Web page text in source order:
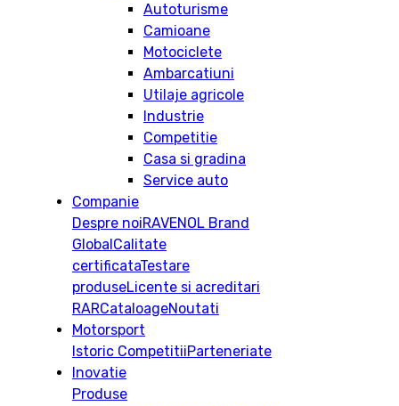
Autoturisme
Camioane
Motociclete
Ambarcatiuni
Utilaje agricole
Industrie
Competitie
Casa si gradina
Service auto
Companie
Despre noiRAVENOL Brand
GlobalCalitate
certificataTestare
produseLicente si acreditari
RARCataloageNoutati
Motorsport
Istoric CompetitiiParteneriate
Inovatie
Produse